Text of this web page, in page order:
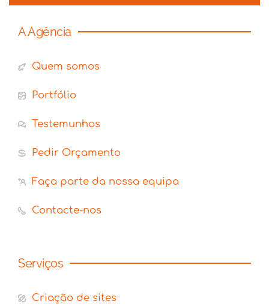
A Agência
Quem somos
Portfólio
Testemunhos
Pedir Orçamento
Faça parte da nossa equipa
Contacte-nos
Serviços
Criação de sites